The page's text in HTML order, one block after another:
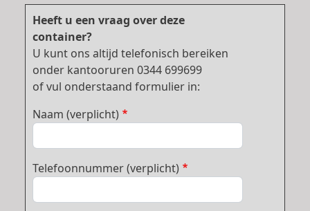
Heeft u een vraag over deze
container?
U kunt ons altijd telefonisch bereiken
onder kantooruren 0344 699699
of vul onderstaand formulier in:
Naam (verplicht)
Telefoonnummer (verplicht)